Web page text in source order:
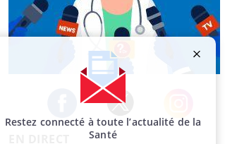
Facebook Twitter Instagram
Restez connecté à toute l’actualité de la
Santé